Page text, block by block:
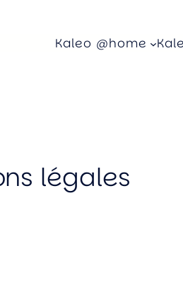
Kaleo @home
légales